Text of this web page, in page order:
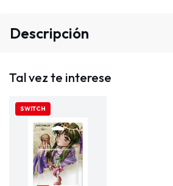
Descripción
Tal vez te interese
SWITCH